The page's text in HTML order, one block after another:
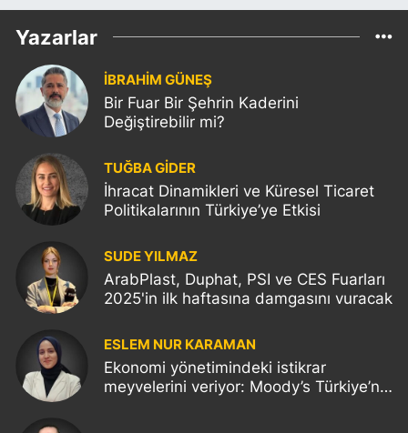
Yazarlar
İBRAHİM GÜNEŞ
Bir Fuar Bir Şehrin Kaderini
Değiştirebilir mi?
TUĞBA GİDER
İhracat Dinamikleri ve Küresel Ticaret
Politikalarının Türkiye’ye Etkisi
SUDE YILMAZ
ArabPlast, Duphat, PSI ve CES Fuarları
2025'in ilk haftasına damgasını vuracak
ESLEM NUR KARAMAN
Ekonomi yönetimindeki istikrar
meyvelerini veriyor: Moody’s Türkiye’nin